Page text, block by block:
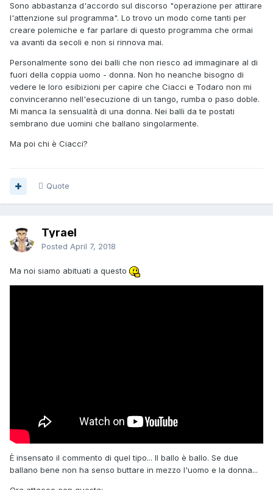
Sono abbastanza d'accordo sul discorso "operazione per attirare
l'attenzione sul programma". Lo trovo un modo come tanti per
creare polemiche e far parlare di questo programma che ormai
va avanti da secoli e non si rinnova mai.
Personalmente sono dei balli che non riesco ad immaginare al di
fuori della coppia uomo - donna. Non ho neanche bisogno di
vedere le loro esibizioni per capire che Ciacci e Todaro non mi
convinceranno nell'esecuzione di un tango, rumba o paso doble.
Mi manca la sensualità di una donna. Nei balli da te postati
sembrano due uomini che ballano singolarmente.
Ma poi chi è Ciacci?
Quote
Tyrael
Posted April 7, 2018
Ma noi siamo abituati a questo
È insensato il commento di quel tipo... Il ballo è ballo. Se due
ballano bene non ha senso buttare in mezzo l'uomo e la donna...